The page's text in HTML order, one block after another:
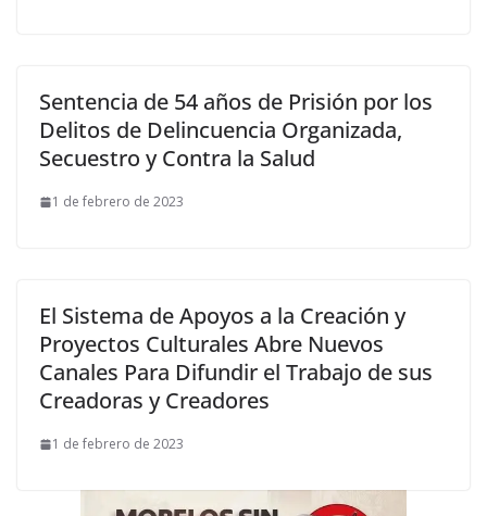
Sentencia de 54 años de Prisión por los
Delitos de Delincuencia Organizada,
Secuestro y Contra la Salud
1 de febrero de 2023
El Sistema de Apoyos a la Creación y
Proyectos Culturales Abre Nuevos
Canales Para Difundir el Trabajo de sus
Creadoras y Creadores
1 de febrero de 2023